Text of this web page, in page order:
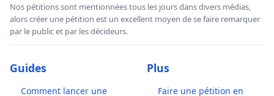
Nos pétitions sont mentionnées tous les jours dans divers médias,
alors créer une pétition est un excellent moyen de se faire remarquer
par le public et par les décideurs.
Guides
Comment lancer une
Plus
Faire une pétition en